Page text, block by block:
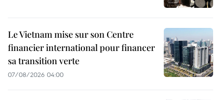
Le Vietnam mise sur son Centre
financier international pour financer
sa transition verte
07/08/2026 04:00